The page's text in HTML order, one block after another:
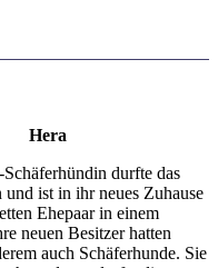
Hera
durfte das
und ist in ihr neues Zuhause
Ehepaar in einem
neuen Besitzer hatten
auch Schäferhunde. Sie